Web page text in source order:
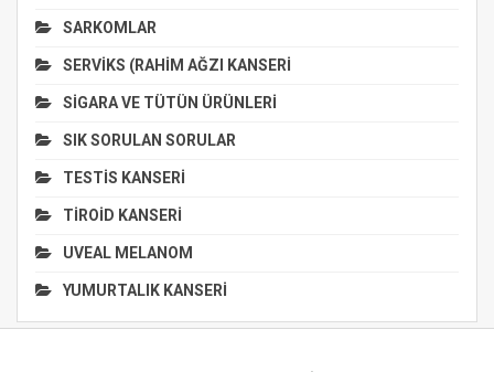
SARKOMLAR
SERVİKS (RAHİM AĞZI KANSERİ
SİGARA VE TÜTÜN ÜRÜNLERİ
SIK SORULAN SORULAR
TESTİS KANSERİ
TİROİD KANSERİ
UVEAL MELANOM
YUMURTALIK KANSERİ